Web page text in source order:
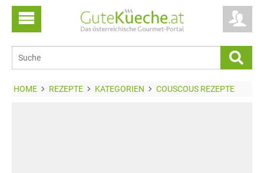
HOME REZEPTE KATEGORIEN COUSCOUS REZEPTE